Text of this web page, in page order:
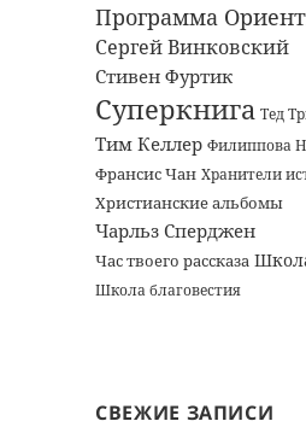
Программа
Сергей Винковский
Стивен Фуртик
Суперкнига Тед
Тим Келлер Филиппова
Франсис Чан Хранители
Христианские альбомы
Чарльз Сперджен
Час твоего рассказа
Школа благовестия
СВЕЖИЕ ЗАПИСИ